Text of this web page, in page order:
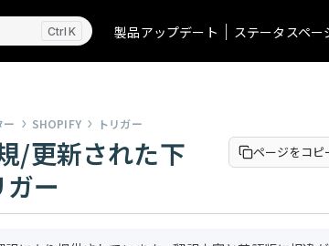
K 製品アップデート ステータスペー
ー SHOPIFY トリガー
/更新された下
ー
ページをコピ